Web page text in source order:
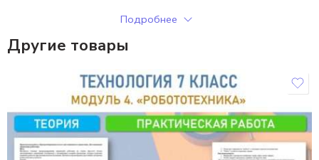
Только зарегистрированные клиенты, купившие этот товар,
могут публиковать отзывы.
Отзывов пока нет.
Подробнее
Другие товары